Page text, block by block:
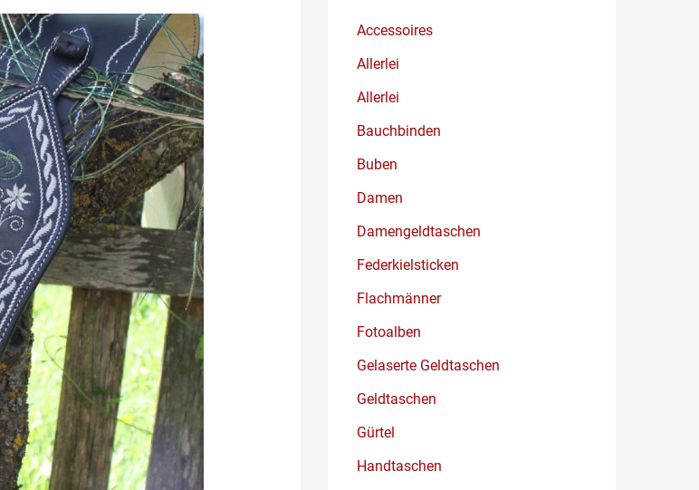
Accessoires
Allerlei
Allerlei
Bauchbinden
Buben
Damen
Damengeldtaschen
Federkielsticken
Flachmänner
Fotoalben
Gelaserte Geldtaschen
Geldtaschen
Gürtel
Handtaschen